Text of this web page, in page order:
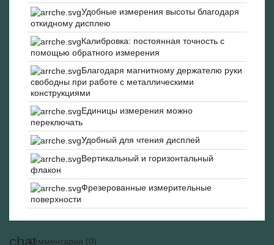
Удобные измерения высоты благодаря
откидному дисплею
Калибровка: постоянная точность с
помощью обратного измерения
Благодаря магнитному держателю руки
свободны при работе с металлическими
конструкциями
Единицы измерения можно
переключать
Удобный для чтения дисплей
Вертикальный и горизонтальный
флакон
Фрезерованные измерительные
поверхности
Комментарии (0)